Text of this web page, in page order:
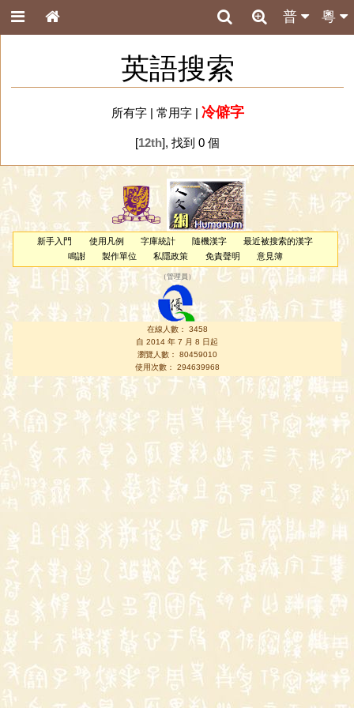
粵
普
英語搜索
所有字| 常用字| 冷僻字
[12th], 找到 0 個
新手入門 使用凡例 字庫統計 隨機漢字
最近被搜索的漢字
鳴謝
製作單位 私隱政策 免責聲明 意見簿
（管理員 ）
在線人數： 3458
自 2014 年 7 月 8 日起
瀏覽人數： 80459010
使用次數： 294639968